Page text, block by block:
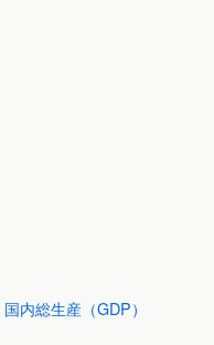
国内総生産（GDP）